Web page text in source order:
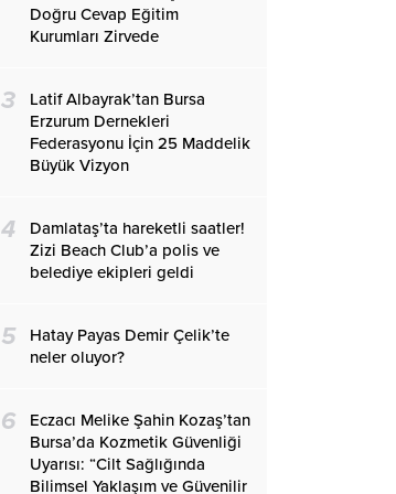
Doğru Cevap Eğitim
Kurumları Zirvede
3
Latif Albayrak’tan Bursa
Erzurum Dernekleri
Federasyonu İçin 25 Maddelik
Büyük Vizyon
4
Damlataş’ta hareketli saatler!
Zizi Beach Club’a polis ve
belediye ekipleri geldi
5
Hatay Payas Demir Çelik’te
neler oluyor?
6
Eczacı Melike Şahin Kozaş’tan
Bursa’da Kozmetik Güvenliği
Uyarısı: “Cilt Sağlığında
Bilimsel Yaklaşım ve Güvenilir